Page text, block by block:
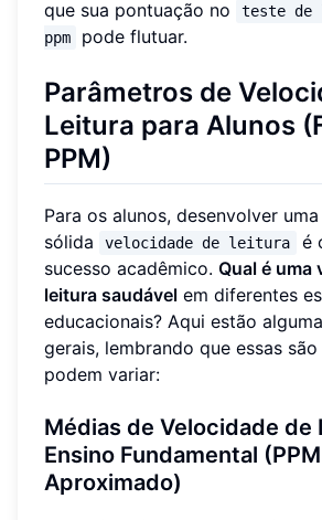
que sua pontuação no
teste de
ppm
pode flutuar.
Parâmetros de
Leitura para Alunos
PPM)
Para os alunos, desenvolver uma
sólida
velocidade de leitura
é
sucesso acadêmico. Qual é uma
leitura saudável em diferentes
educacionais? Aqui estão
gerais, lembrando que essas
podem variar:
Médias de Velocidade de
Ensino Fundamental (PPM
Aproximado)